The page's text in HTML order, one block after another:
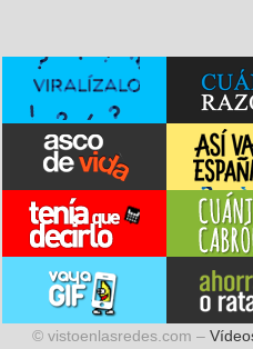
© vistoenlasredes.com –